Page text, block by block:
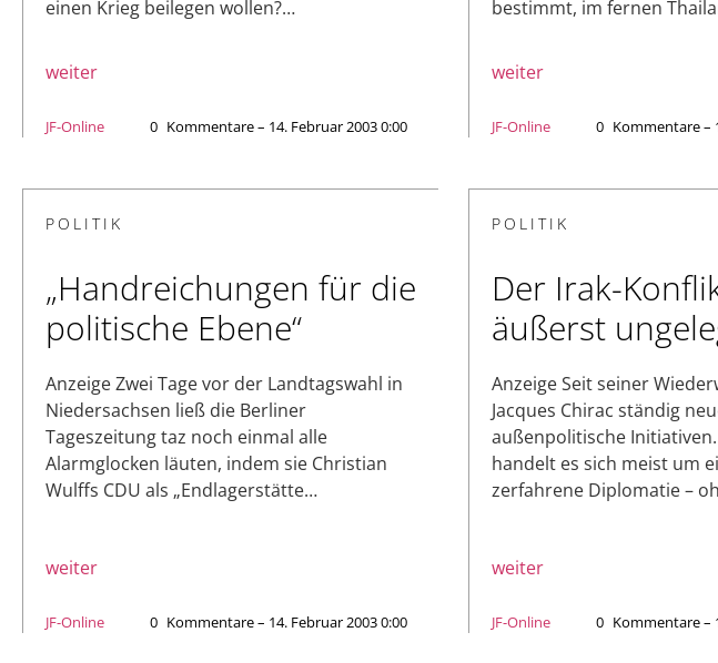
einen Krieg beilegen wollen?…
weiter
JF-Online 0 Kommentare – 14. Februar 2003 0:00
bestimmt, im fernen
weiter
JF-Online 0 Kommentare –
POLITIK
„Handreichungen für die
politische Ebene“
Anzeige Zwei Tage vor der Landtagswahl in
Niedersachsen ließ die Berliner
Tageszeitung taz noch einmal alle
Alarmglocken läuten, indem sie Christian
Wulffs CDU als „Endlagerstätte…
weiter
JF-Online 0 Kommentare – 14. Februar 2003 0:00
POLITIK
Der Irak-
äußerst
Anzeige Seit seiner
Jacques Chirac ständig
außenpolitische
handelt es sich meist um
zerfahrene Diplomatie –
weiter
JF-Online 0 Kommentare –